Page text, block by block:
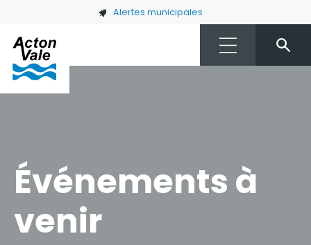
Skip to main content Alertes municipales
Événements à
venir